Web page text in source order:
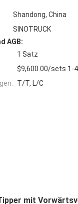
Shandong, China
SINOTRUCK
AGB:
1 Satz
$9,600.00/sets 1-
T/T, L/C
mit